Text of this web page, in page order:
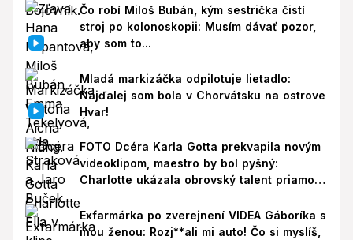
Čo robí Miloš Bubán, kým sestrička čistí
stroj po kolonoskopii: Musím dávať pozor,
aby som to...
Mladá markizáčka odpilotuje lietadlo:
Najďalej som bola v Chorvátsku na ostrove
Hvar!
FOTO Dcéra Karla Gotta prekvapila novým
videoklipom, maestro by bol pyšný:
Charlotte ukázala obrovský talent priamo v
Exfarmárka po zverejnení VIDEA Gáboríka s
inou ženou: Rozj**ali mi auto! Čo si myslíš,